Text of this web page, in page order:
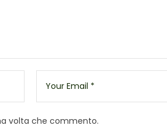
volta che commento.